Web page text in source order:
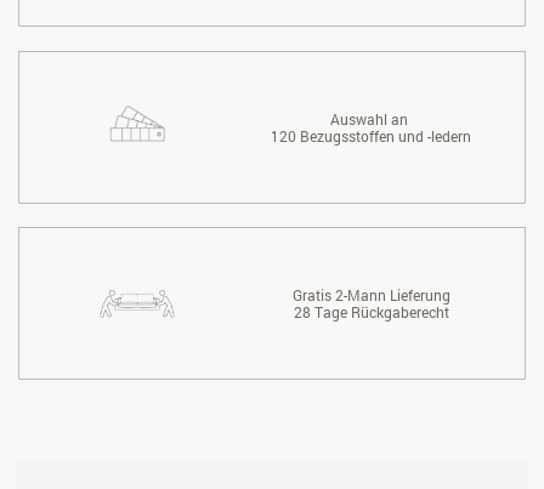
Auswahl an
120 Bezugsstoffen und -ledern
Gratis 2-Mann Lieferung
28 Tage Rückgaberecht